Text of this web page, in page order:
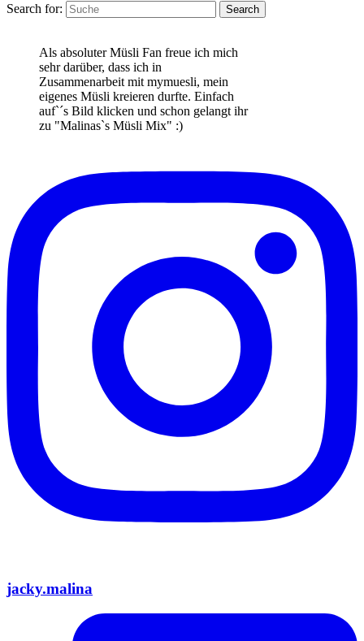
Search for: Search
Als absoluter Müsli Fan freue ich mich
sehr darüber, dass ich in
Zusammenarbeit mit mymuesli, mein
eigenes Müsli kreieren durfte. Einfach
auf`´s Bild klicken und schon gelangt ihr
zu "Malinas`s Müsli Mix" :)
jacky.malina